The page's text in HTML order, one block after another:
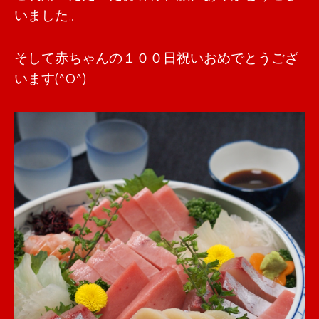
いました。
そして赤ちゃんの１００日祝いおめでとうござ
います(^O^)